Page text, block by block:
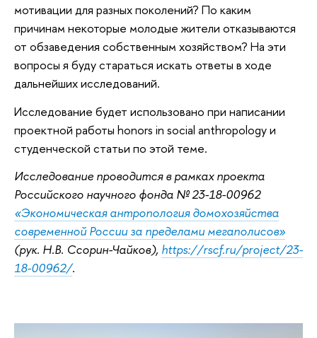
мотивации для разных поколений? По каким
причинам некоторые молодые жители отказываются
от обзаведения собственным хозяйством? На эти
вопросы я буду стараться искать ответы в ходе
дальнейших исследований.
Исследование будет использовано при написании
проектной работы honors in social anthropology и
студенческой статьи по этой теме.
Исследование проводится в рамках проекта
Российского научного фонда № 23-18-00962
«Экономическая антропология домохозяйства
современной России за пределами мегаполисов»
(рук. Н.В. Ссорин-Чайков), https://rscf.ru/project/23-
18-00962/.